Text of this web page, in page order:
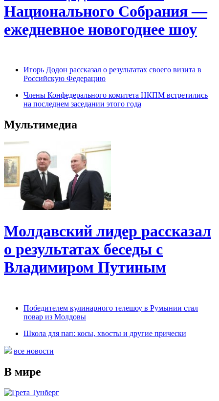
Национального Собрания —
ежедневное новогоднее шоу
Игорь Додон рассказал о результатах своего визита в
Российскую Федерацию
Члены Конфедерального комитета НКПМ встретились
на последнем заседании этого года
Мультимедиа
Молдавский лидер рассказал
о результатах беседы с
Владимиром Путиным
Победителем кулинарного телешоу в Румынии стал
повар из Молдовы
Школа для пап: косы, хвосты и другие прически
все новости
В мире